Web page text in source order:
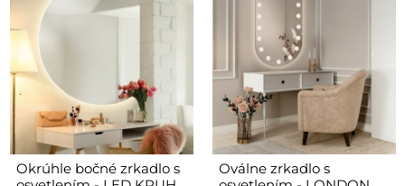
Okrúhle bočné zrkadlo s
Oválne zrkadlo s